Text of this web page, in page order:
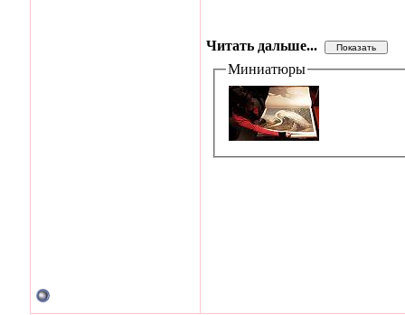
Читать дальше...
Миниатюры